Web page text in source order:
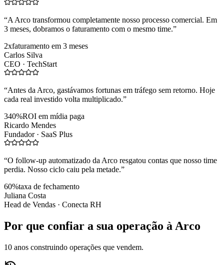
“A Arco transformou completamente nosso processo comercial. Em
3 meses, dobramos o faturamento com o mesmo time.”
2xfaturamento em 3 meses
Carlos Silva
CEO · TechStart
“Antes da Arco, gastávamos fortunas em tráfego sem retorno. Hoje
cada real investido volta multiplicado.”
340%ROI em mídia paga
Ricardo Mendes
Fundador · SaaS Plus
“O follow-up automatizado da Arco resgatou contas que nosso time
perdia. Nosso ciclo caiu pela metade.”
60%taxa de fechamento
Juliana Costa
Head de Vendas · Conecta RH
Por que confiar a sua operação à Arco
10 anos construindo operações que vendem.